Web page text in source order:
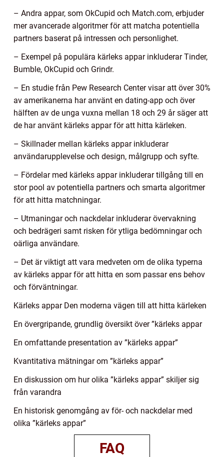
– Andra appar, som OkCupid och Match.com, erbjuder
mer avancerade algoritmer för att matcha potentiella
partners baserat på intressen och personlighet.
– Exempel på populära kärleks appar inkluderar Tinder,
Bumble, OkCupid och Grindr.
– En studie från Pew Research Center visar att över 30%
av amerikanerna har använt en dating-app och över
hälften av de unga vuxna mellan 18 och 29 år säger att
de har använt kärleks appar för att hitta kärleken.
– Skillnader mellan kärleks appar inkluderar
användarupplevelse och design, målgrupp och syfte.
– Fördelar med kärleks appar inkluderar tillgång till en
stor pool av potentiella partners och smarta algoritmer
för att hitta matchningar.
– Utmaningar och nackdelar inkluderar övervakning
och bedrägeri samt risken för ytliga bedömningar och
oärliga användare.
– Det är viktigt att vara medveten om de olika typerna
av kärleks appar för att hitta en som passar ens behov
och förväntningar.
Kärleks appar Den moderna vägen till att hitta kärleken
En övergripande, grundlig översikt över ”kärleks appar
En omfattande presentation av ”kärleks appar”
Kvantitativa mätningar om ”kärleks appar”
En diskussion om hur olika ”kärleks appar” skiljer sig
från varandra
En historisk genomgång av för- och nackdelar med
olika ”kärleks appar”
FAQ